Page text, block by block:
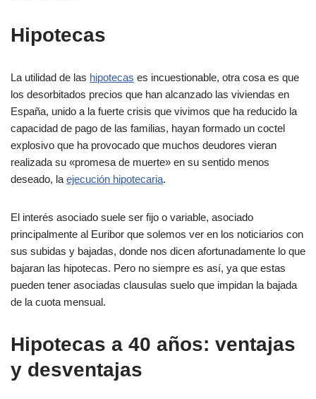
Hipotecas
La utilidad de las hipotecas es incuestionable, otra cosa es que
los desorbitados precios que han alcanzado las viviendas en
España, unido a la fuerte crisis que vivimos que ha reducido la
capacidad de pago de las familias, hayan formado un coctel
explosivo que ha provocado que muchos deudores vieran
realizada su «promesa de muerte» en su sentido menos
deseado, la ejecución hipotecaria.
El interés asociado suele ser fijo o variable, asociado
principalmente al Euribor que solemos ver en los noticiarios con
sus subidas y bajadas, donde nos dicen afortunadamente lo que
bajaran las hipotecas. Pero no siempre es así, ya que estas
pueden tener asociadas clausulas suelo que impidan la bajada
de la cuota mensual.
Hipotecas a 40 años: ventajas
y desventajas